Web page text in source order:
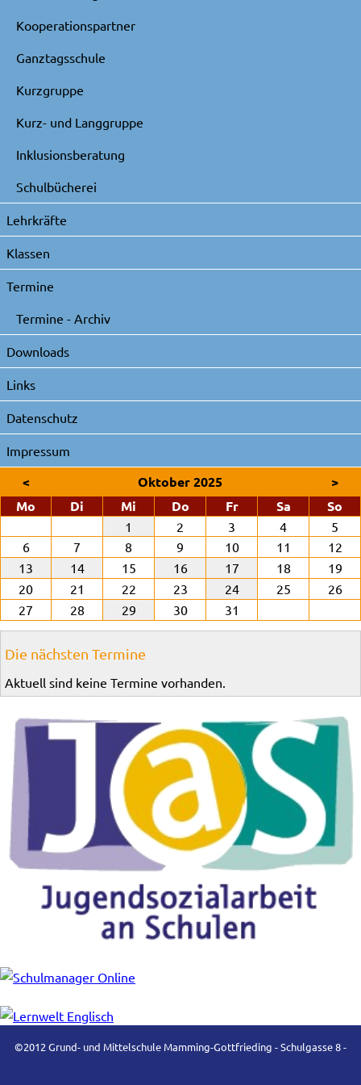
Kooperationspartner
Ganztagsschule
Kurzgruppe
Kurz- und Langgruppe
Inklusionsberatung
Schulbücherei
Lehrkräfte
Klassen
Termine
Termine - Archiv
Downloads
Links
Datenschutz
Impressum
< Oktober 2025
>
Mo
Di enstagMi ttwochDonnerstag
Freitag SamstagSo
1 2 3 4
5
6
7 8 9 10 11
12
13
14 15 16 17 18
19
20
21 22 23 24 25
26
27
28 29 30 31
Die nächsten Termine
Aktuell sind keine Termine vorhanden.
©2012 Grund- und Mittelschule Mamming-Gottfrieding - Schulgasse 8 -